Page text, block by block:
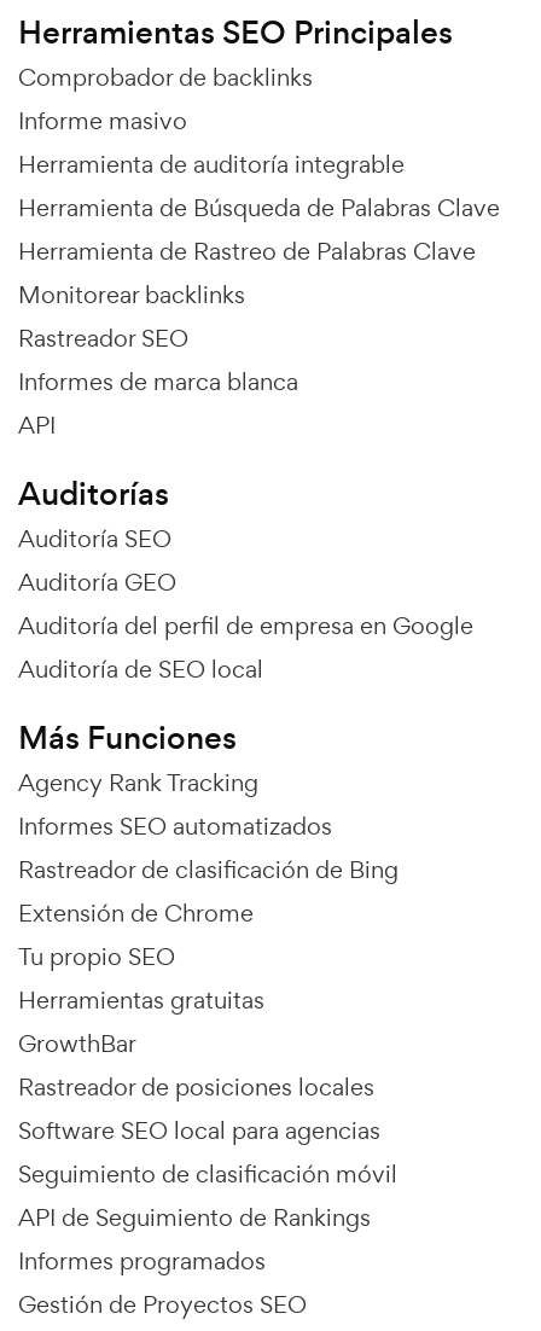
Herramientas SEO Principales
Comprobador de backlinks
Informe masivo
Herramienta de auditoría integrable
Herramienta de Búsqueda de Palabras Clave
Herramienta de Rastreo de Palabras Clave
Monitorear backlinks
Rastreador SEO
Informes de marca blanca
API
Auditorías
Auditoría SEO
Auditoría GEO
Auditoría del perfil de empresa en Google
Auditoría de SEO local
Más Funciones
Agency Rank Tracking
Informes SEO automatizados
Rastreador de clasificación de Bing
Extensión de Chrome
Tu propio SEO
Herramientas gratuitas
GrowthBar
Rastreador de posiciones locales
Software SEO local para agencias
Seguimiento de clasificación móvil
API de Seguimiento de Rankings
Informes programados
Gestión de Proyectos SEO